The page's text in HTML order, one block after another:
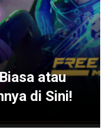
atau
di Sini!